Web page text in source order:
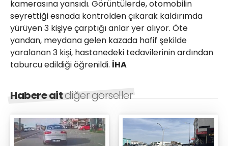
kamerasına yansıdı. Görüntülerde, otomobilin
seyrettiği esnada kontrolden çıkarak kaldırımda
yürüyen 3 kişiye çarptığı anlar yer alıyor. Öte
yandan, meydana gelen kazada hafif şekilde
yaralanan 3 kişi, hastanedeki tedavilerinin ardından
taburcu edildiği öğrenildi. İHA
Habere aitdiğer görseller